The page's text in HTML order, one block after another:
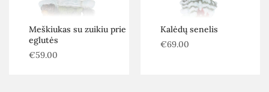
Meškiukas su zuikiu prie
eglutės
€59.00
Kalėdų senelis
€69.00